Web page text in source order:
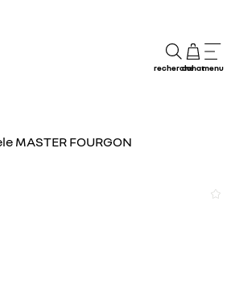
rechercheachatmenu
MASTER FOURGON